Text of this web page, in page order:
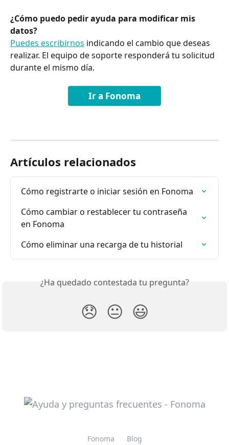
¿Cómo puedo pedir ayuda para modificar mis
datos?
Puedes escribirnos indicando el cambio que deseas
realizar. El equipo de soporte responderá tu solicitud
durante el mismo día.
Ir a Fonoma
Artículos relacionados
Cómo registrarte o iniciar sesión en Fonoma
Cómo cambiar o restablecer tu contraseña
en Fonoma
Cómo eliminar una recarga de tu historial
¿Ha quedado contestada tu pregunta?
😞 😐 😃
Fonoma Blog